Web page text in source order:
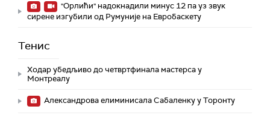
"Орлићи" надокнадили минус 12 па уз звук
сирене изгубили од Румуније на Евробаскету
Тенис
Ходар убедљиво до четвртфинала мастерса у
Монтреалу
Александрова елиминисала Сабаленку у Торонту